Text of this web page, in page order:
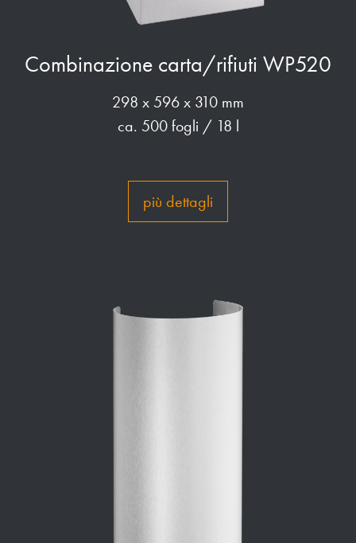
Combinazione carta/rifiuti WP520
298 x 596 x 310 mm
ca. 500 fogli / 18 l
più dettagli